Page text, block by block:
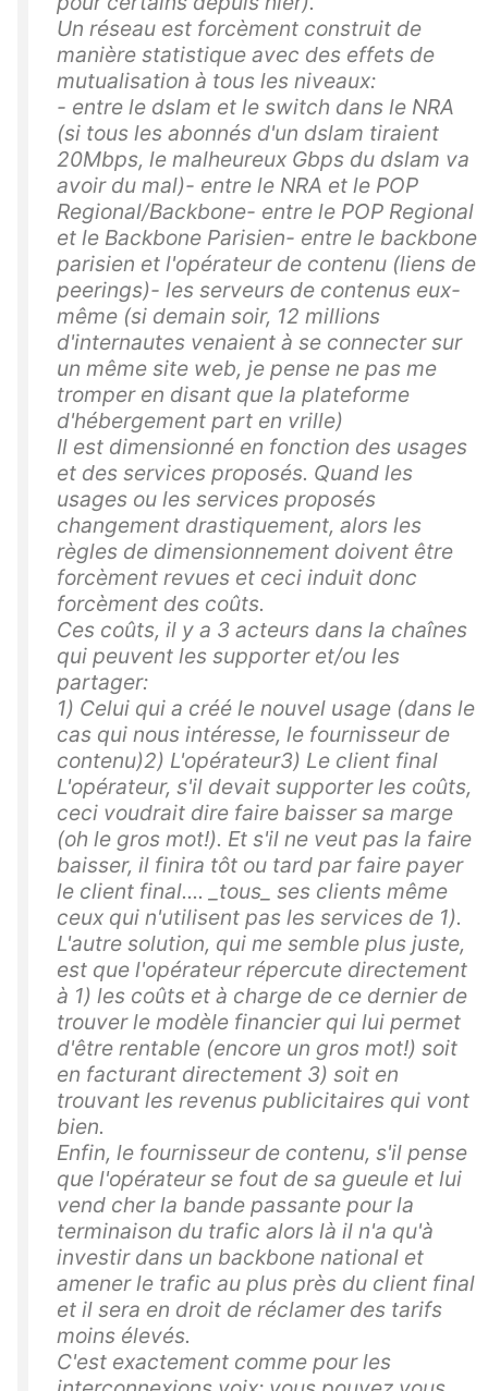
Un réseau est forcèment construit de
manière statistique avec des effets de
mutualisation à tous les niveaux:
- entre le dslam et le switch dans le NRA
(si tous les abonnés d'un dslam tiraient
20Mbps, le malheureux Gbps du dslam va
avoir du mal)- entre le NRA et le POP
Regional/Backbone- entre le POP Regional
et le Backbone Parisien- entre le backbone
parisien et l'opérateur de contenu (liens de
peerings)- les serveurs de contenus eux-
même (si demain soir, 12 millions
d'internautes venaient à se connecter sur
un même site web, je pense ne pas me
tromper en disant que la plateforme
d'hébergement part en vrille)
Il est dimensionné en fonction des usages
et des services proposés. Quand les
usages ou les services proposés
changement drastiquement, alors les
règles de dimensionnement doivent être
forcèment revues et ceci induit donc
forcèment des coûts.
Ces coûts, il y a 3 acteurs dans la chaînes
qui peuvent les supporter et/ou les
partager:
1) Celui qui a créé le nouvel usage (dans le
cas qui nous intéresse, le fournisseur de
contenu)2) L'opérateur3) Le client final
L'opérateur, s'il devait supporter les coûts,
ceci voudrait dire faire baisser sa marge
(oh le gros mot!). Et s'il ne veut pas la faire
baisser, il finira tôt ou tard par faire payer
le client final.... _tous_ ses clients même
ceux qui n'utilisent pas les services de 1).
L'autre solution, qui me semble plus juste,
est que l'opérateur répercute directement
à 1) les coûts et à charge de ce dernier de
trouver le modèle financier qui lui permet
d'être rentable (encore un gros mot!) soit
en facturant directement 3) soit en
trouvant les revenus publicitaires qui vont
bien.
Enfin, le fournisseur de contenu, s'il pense
que l'opérateur se fout de sa gueule et lui
vend cher la bande passante pour la
terminaison du trafic alors là il n'a qu'à
investir dans un backbone national et
amener le trafic au plus près du client final
et il sera en droit de réclamer des tarifs
moins élevés.
C'est exactement comme pour les